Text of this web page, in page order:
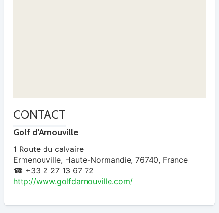
CONTACT
Golf d'Arnouville
1 Route du calvaire
Ermenouville, Haute-Normandie, 76740, France
☎ +33 2 27 13 67 72
http://www.golfdarnouville.com/